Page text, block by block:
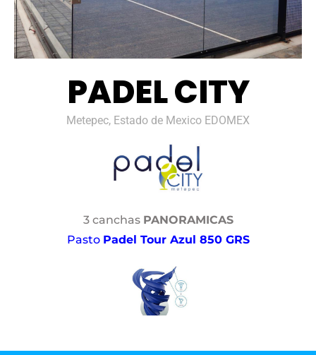
PADEL CITY
Metepec, Estado de Mexico EDOMEX
3 canchas PANORAMICAS
Pasto Padel Tour Azul 850 GRS